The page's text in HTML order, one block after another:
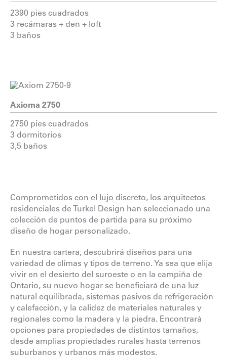
2390 pies cuadrados
3 recámaras + den + loft
3 baños
Axioma 2750
2750 pies cuadrados
3 dormitorios
3,5 baños
Comprometidos con el lujo discreto, los arquitectos
residenciales de Turkel Design han seleccionado una
colección de puntos de partida para su próximo
diseño de hogar personalizado.
En nuestra cartera, descubrirá diseños para una
variedad de climas y tipos de terreno. Ya sea que elija
vivir en el desierto del suroeste o en la campiña de
Ontario, su nuevo hogar se beneficiará de una luz
natural equilibrada, sistemas pasivos de refrigeración
y calefacción, y la calidez de materiales naturales y
regionales como la madera y la piedra. Encontrará
opciones para propiedades de distintos tamaños,
desde amplias propiedades rurales hasta terrenos
suburbanos y urbanos más modestos.